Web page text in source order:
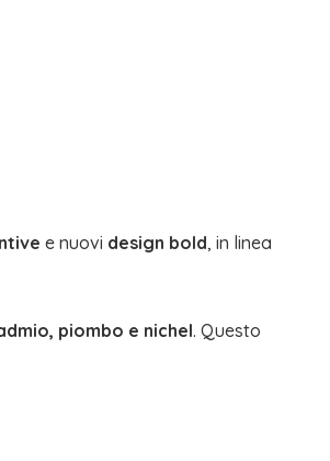
e nuovi design bold, in linea
piombo e nichel. Questo